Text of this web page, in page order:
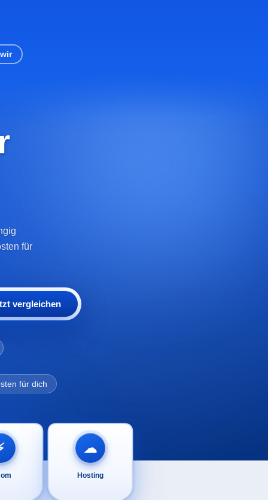
für
vergleichen
für dich
☁
Hosting